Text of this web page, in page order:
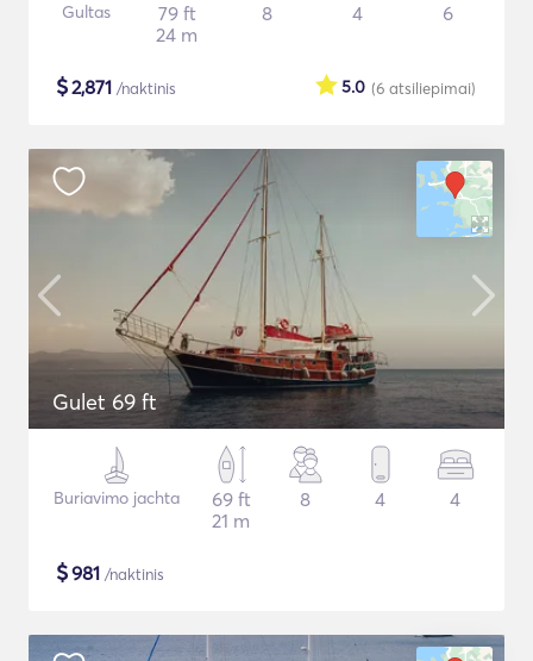
Gultas
79 ft
24 m
8 4 6
$2,871 /naktinis (6 atsiliepimai)
5.0
Gulet 69 ft
Buriavimo jachta
69 ft
21 m
8 4 4
$981 /naktinis